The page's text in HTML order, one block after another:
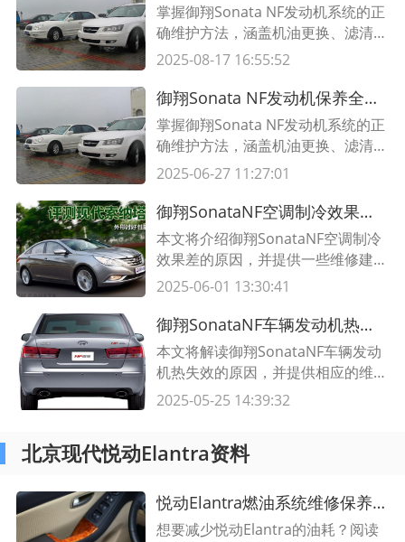
掌握御翔Sonata NF发动机系统的正
确维护方法，涵盖机油更换、滤清器
保养、故障预防等关键步骤，附专业
2025-08-17 16:55:52
御翔Sonata NF发动机保养全指南 专业维护技巧与周期表
掌握御翔Sonata NF发动机系统的正
确维护方法，涵盖机油更换、滤清器
保养、故障预防等关键步骤，附专业
2025-06-27 11:27:01
御翔SonataNF空调制冷效果差的原因及维修建议
本文将介绍御翔SonataNF空调制冷
效果差的原因，并提供一些维修建
议，帮助您解决空调制冷效果不佳的
2025-06-01 13:30:41
御翔SonataNF车辆发动机热失效的原因与维修指南
本文将解读御翔SonataNF车辆发动
机热失效的原因，并提供相应的维修
指南，帮助车主正确处理发动机热失
2025-05-25 14:39:32
北京现代悦动Elantra资料
悦动Elantra燃油系统维修保养指南，助您汽车油耗更低。
想要减少悦动Elantra的油耗？阅读